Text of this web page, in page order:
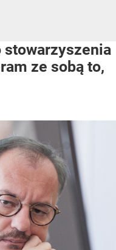
stowarzyszenia
ze sobą to,